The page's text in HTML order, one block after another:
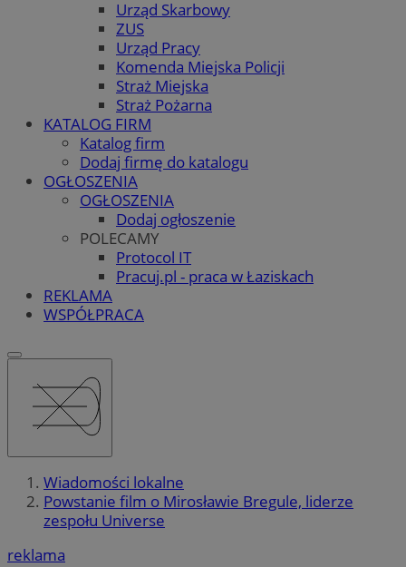
Urząd Skarbowy
ZUS
Urząd Pracy
Komenda Miejska Policji
Straż Miejska
Straż Pożarna
KATALOG FIRM
Katalog firm
Dodaj firmę do katalogu
OGŁOSZENIA
OGŁOSZENIA
Dodaj ogłoszenie
POLECAMY
Protocol IT
Pracuj.pl - praca w Łaziskach
REKLAMA
WSPÓŁPRACA
Wiadomości lokalne
Powstanie film o Mirosławie Bregule, liderze
zespołu Universe
reklama